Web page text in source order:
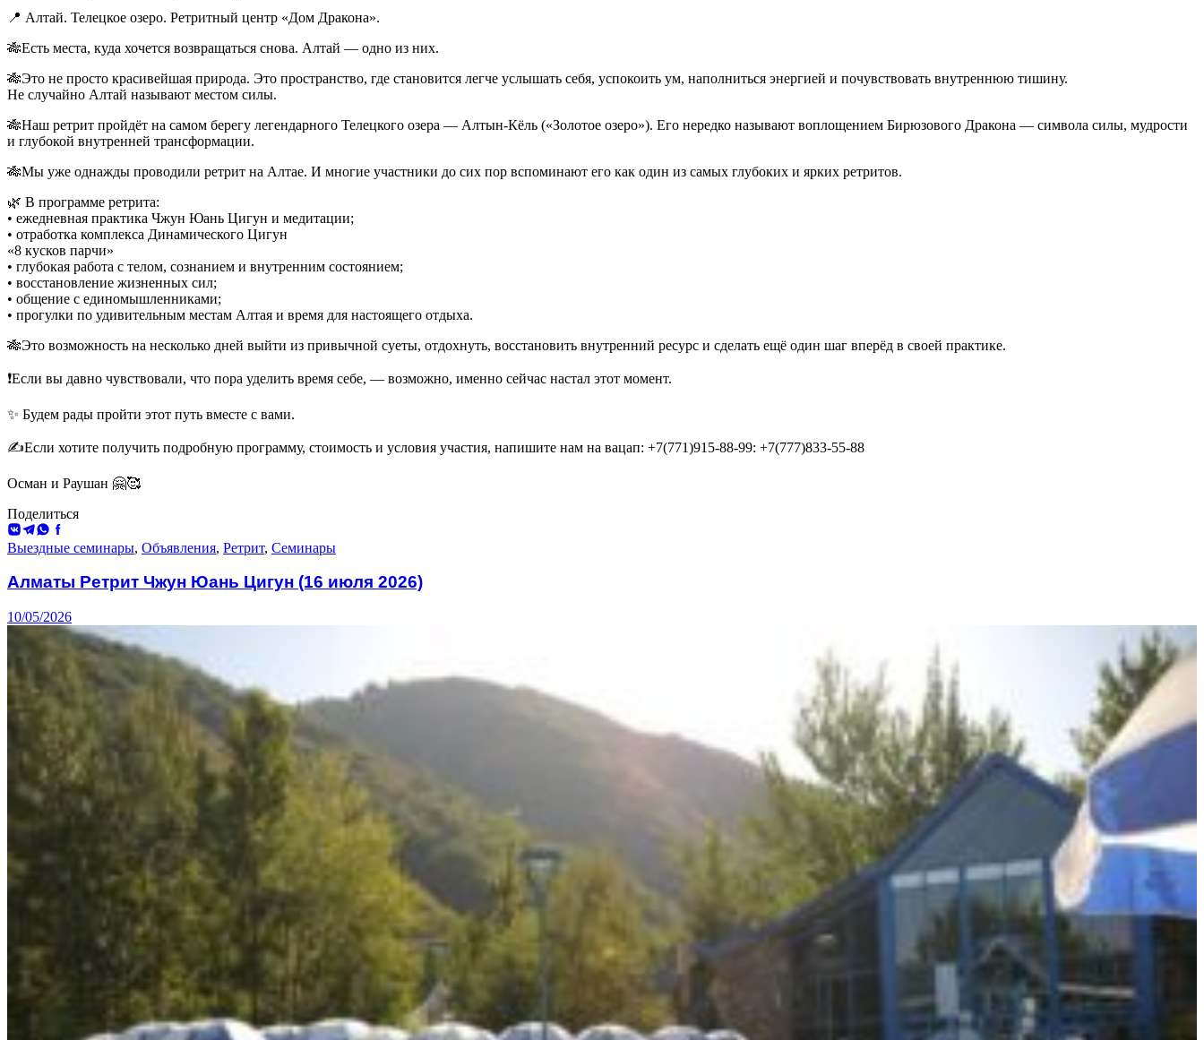
📍 Алтай. Телецкое озеро. Ретритный центр «Дом Дракона».
🎋Есть места, куда хочется возвращаться снова. Алтай — одно из них.
🎋Это не просто красивейшая природа. Это пространство, где становится легче услышать себя, успокоить ум, наполниться энергией и почувствовать внутреннюю тишину.
Не случайно Алтай называют местом силы.
🎋Наш ретрит пройдёт на самом берегу легендарного Телецкого озера — Алтын-Кёль («Золотое озеро»). Его нередко называют воплощением Бирюзового Дракона — символа силы, мудрости
и глубокой внутренней трансформации.
🎋Мы уже однажды проводили ретрит на Алтае. И многие участники до сих пор вспоминают его как один из самых глубоких и ярких ретритов.
🌿 В программе ретрита:
• ежедневная практика Чжун Юань Цигун и медитации;
• ⁠отработка комплекса Динамического Цигун
«8 кусков парчи»
• ⁠глубокая работа с телом, сознанием и внутренним состоянием;
• восстановление жизненных сил;
• общение с единомышленниками;
• прогулки по удивительным местам Алтая и время для настоящего отдыха.
🎋Это возможность на несколько дней выйти из привычной суеты, отдохнуть, восстановить внутренний ресурс и сделать ещё один шаг вперёд в своей практике.
❗️Если вы давно чувствовали, что пора уделить время себе, — возможно, именно сейчас настал этот момент.
✨ Будем рады пройти этот путь вместе с вами.
✍️Если хотите получить подробную программу, стоимость и условия участия, напишите нам на вацап: +7(771)915-88-99: +7(777)833-55-88
Осман и Раушан 🤗🥰
Поделиться
ВКонтакте
Telegram
WhatsApp
Facebook
Выездные семинары, Объявления, Ретрит, Семинары
Алматы Ретрит Чжун Юань Цигун (16 июля 2026)
10/05/2026